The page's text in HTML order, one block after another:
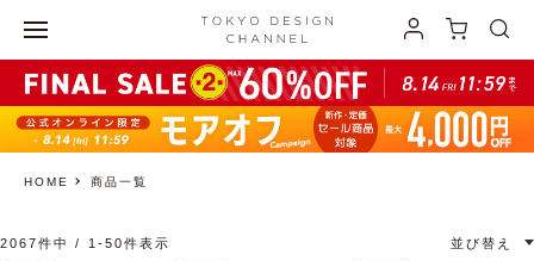
HOME 商品一覧
並び替え
2067件中 1 -50件表示